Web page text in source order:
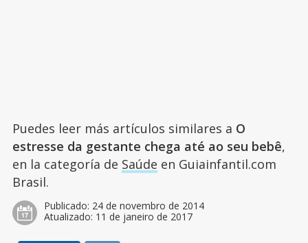
Puedes leer más artículos similares a O
estresse da gestante chega até ao seu bebê,
en la categoría de Saúde en Guiainfantil.com
Brasil.
Publicado: 24 de novembro de 2014
Atualizado: 11 de janeiro de 2017